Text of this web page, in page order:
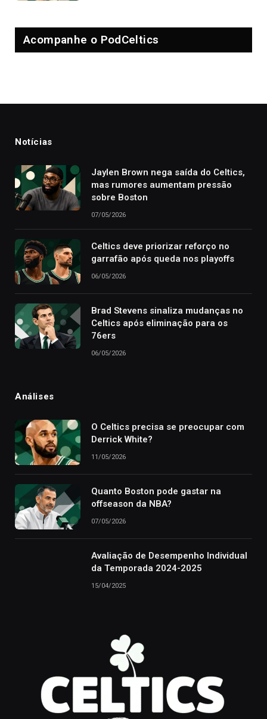
Acompanhe o PodCeltics
Notícias
Jaylen Brown nega saída do Celtics,
mas rumores aumentam pressão
sobre Boston
07/05/2026
Celtics deve priorizar reforço no
garrafão após queda nos playoffs
06/05/2026
Brad Stevens sinaliza mudanças no
Celtics após eliminação para os
76ers
06/05/2026
Análises
O Celtics precisa se preocupar com
Derrick White?
11/05/2026
Quanto Boston pode gastar na
offseason da NBA?
07/05/2026
Avaliação de Desempenho Individual
da Temporada 2024-2025
15/04/2025